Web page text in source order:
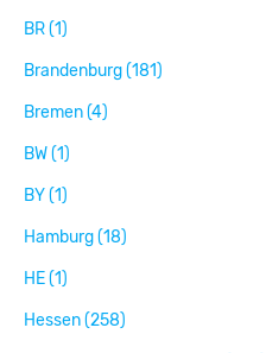
BR (1)
Brandenburg (181)
Bremen (4)
BW (1)
BY (1)
Hamburg (18)
HE (1)
Hessen (258)